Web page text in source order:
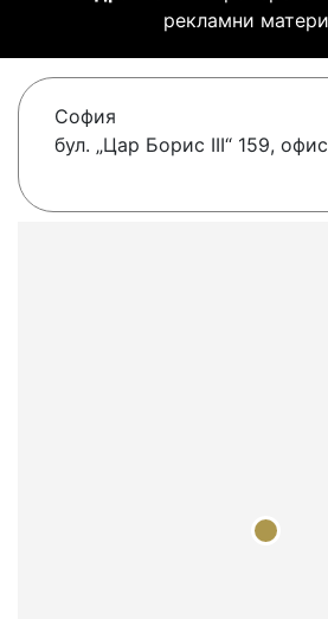
рекламни
София
бул. „Цар Борис III“ 159,